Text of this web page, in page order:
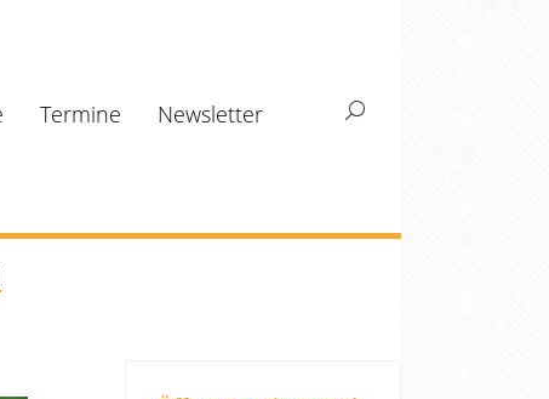
Termine Newsletter Search: